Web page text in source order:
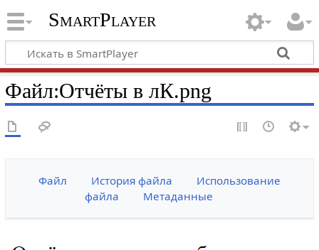
SmartPlayer
Файл:Отчёты в лК.png
Файл История файла
Использование
файла
Метаданные